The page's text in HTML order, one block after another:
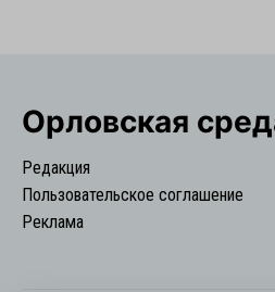
Орловская
Редакция
Пользовательское соглашение
Реклама